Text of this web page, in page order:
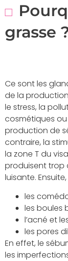
grasse
Ce sont les
de la
le stress, la
cosmétiques
production de
contraire, la
la zone T du
produisent trop
luisante.
les
les boules
l’acné et
les pores
En effet, le
les